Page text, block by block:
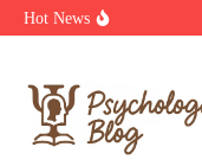
Saltar al contenido
Hot News
manquer